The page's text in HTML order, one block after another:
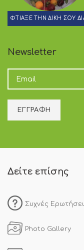
ΦΤΙΑΞΕ ΤΗΝ ΔΙΚΗ ΣΟΥ
Newsletter
Δείτε επίσης
Συχνές
Photo Gallery